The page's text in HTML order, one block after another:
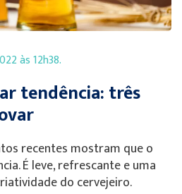
às 12h38.
tendência: três
recentes mostram que o
É leve, refrescante e uma
do cervejeiro.